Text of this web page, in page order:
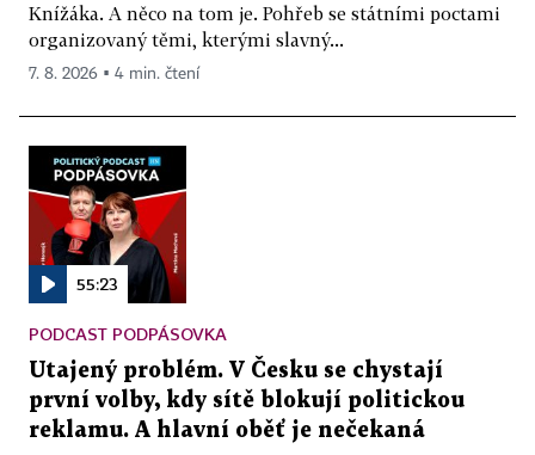
Knížáka. A něco na tom je. Pohřeb se státními poctami
organizovaný těmi, kterými slavný...
7. 8. 2026 ▪ 4 min. čtení
55:23
PODCAST PODPÁSOVKA
Utajený problém. V Česku se chystají
první volby, kdy sítě blokují politickou
reklamu. A hlavní oběť je nečekaná